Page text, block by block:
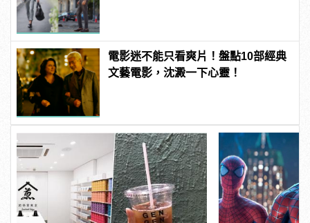
電影迷不能只看爽片！盤點10部經典
文藝電影，沈澱一下心靈！